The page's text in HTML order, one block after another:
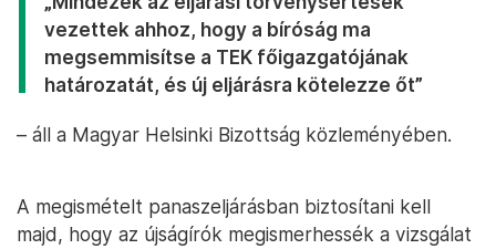
vezettek ahhoz, hogy a bíróság ma
megsemmisítse a TEK főigazgatójának
határozatát, és új eljárásra kötelezze őt”
– áll a Magyar Helsinki Bizottság közleményében.
A megismételt panaszeljárásban biztosítani kell
majd, hogy az újságírók megismerhessék a vizsgálat